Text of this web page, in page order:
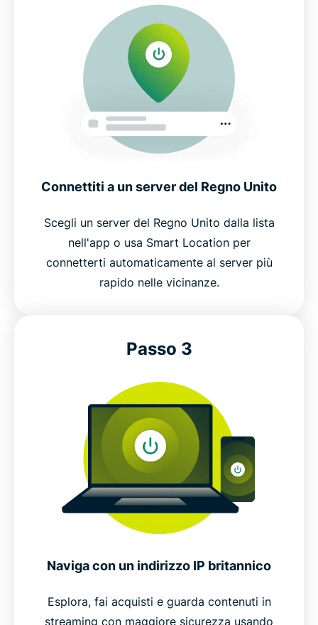
Connettiti a un server del Regno Unito
Scegli un server del Regno Unito dalla lista
nell'app o usa Smart Location per
connetterti automaticamente al server più
rapido nelle vicinanze.
Passo 3
Naviga con un indirizzo IP britannico
Esplora, fai acquisti e guarda contenuti in
streaming con maggiore sicurezza usando